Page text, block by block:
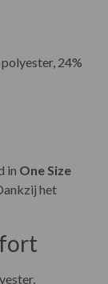
24%
in One Size
het